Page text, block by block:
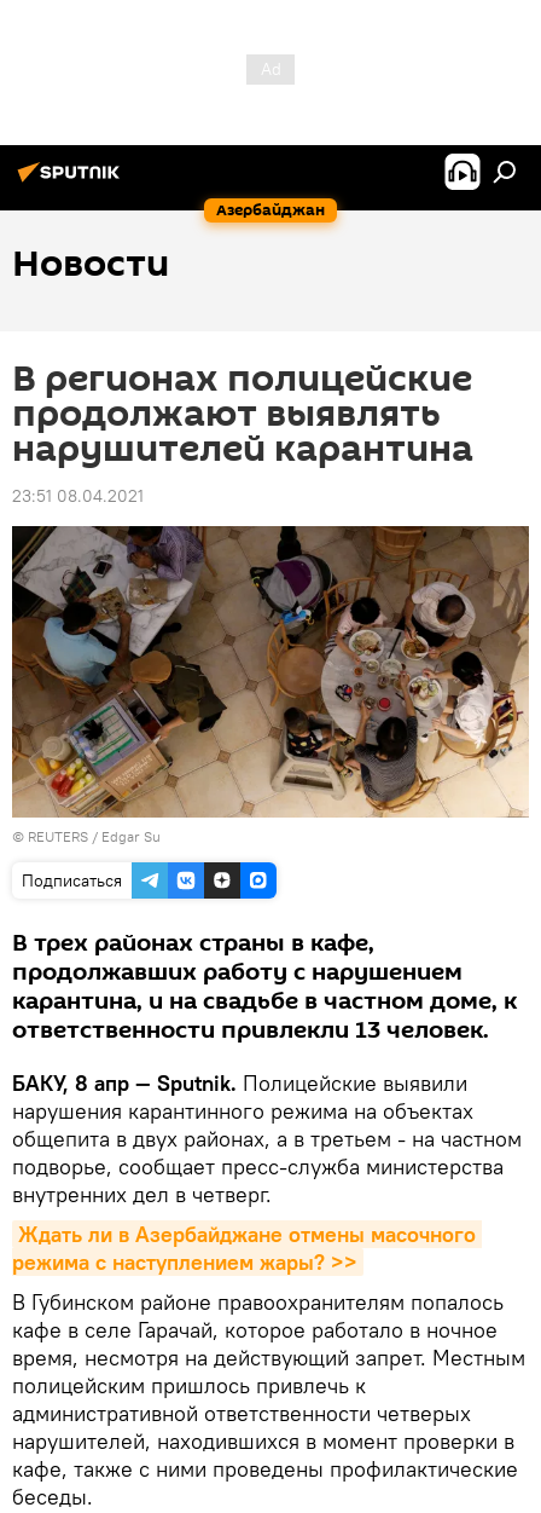
Азербайджан
Новости
В регионах полицейские
продолжают выявлять
нарушителей карантина
23:51 08.04.2021
© REUTERS / Edgar Su
Подписаться
В трех районах страны в кафе,
продолжавших работу с нарушением
карантина, и на свадьбе в частном доме, к
ответственности привлекли 13 человек.
БАКУ, 8 апр — Sputnik. Полицейские выявили
нарушения карантинного режима на объектах
общепита в двух районах, а в третьем - на частном
подворье, сообщает пресс-служба министерства
внутренних дел в четверг.
Ждать ли в Азербайджане отмены масочного
режима с наступлением жары? >>
В Губинском районе правоохранителям попалось
кафе в селе Гарачай, которое работало в ночное
время, несмотря на действующий запрет. Местным
полицейским пришлось привлечь к
административной ответственности четверых
нарушителей, находившихся в момент проверки в
кафе, также с ними проведены профилактические
беседы.